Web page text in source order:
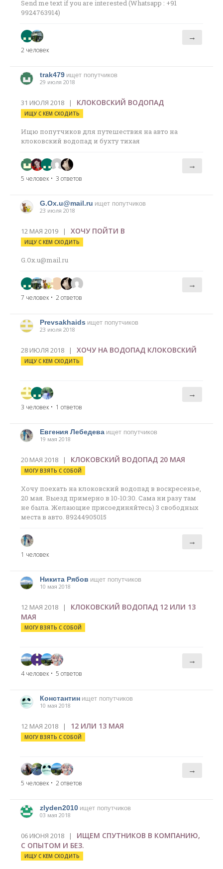
Send me text if you are interested (Whatsapp : +91
9924763914)
2 человек
→
trak479 ищет попутчиков
29 июля 2018
31 ИЮЛЯ 2018 | КЛОКОВСКИЙ ВОДОПАД
ИЩУ С КЕМ СХОДИТЬ
Ищю попутчиков для путешествия на авто на
клоковский водопад и бухту тихая
5 человек • 3 ответов
→
G.Ox.u@mail.ru ищет попутчиков
23 июля 2018
12 МАЯ 2019 | ХОЧУ ПОЙТИ В
ИЩУ С КЕМ СХОДИТЬ
G.Ox.u@mail.ru
7 человек • 2 ответов
→
Prevsakhaids ищет попутчиков
23 июля 2018
28 ИЮЛЯ 2018 | ХОЧУ НА ВОДОПАД КЛОКОВСКИЙ
ИЩУ С КЕМ СХОДИТЬ
3 человек • 1 ответов
→
Евгения Лебедева ищет попутчиков
19 мая 2018
20 МАЯ 2018 | КЛОКОВСКИЙ ВОДОПАД 20 МАЯ
МОГУ ВЗЯТЬ С СОБОЙ
Хочу поехать на клоковский водопад в воскресенье,
20 мая. Выезд примерно в 10-10:30. Сама ни разу там
не была. Желающие присоединяйтесь) 3 свободных
места в авто. 89244905015
1 человек
→
Никита Рябов ищет попутчиков
10 мая 2018
12 МАЯ 2018 | КЛОКОВСКИЙ ВОДОПАД 12 ИЛИ 13
МАЯ
МОГУ ВЗЯТЬ С СОБОЙ
4 человек • 5 ответов
→
Константин ищет попутчиков
10 мая 2018
12 МАЯ 2018 | 12 ИЛИ 13 МАЯ
МОГУ ВЗЯТЬ С СОБОЙ
5 человек • 2 ответов
→
zlyden2010 ищет попутчиков
03 мая 2018
06 ИЮНЯ 2018 | ИЩЕМ СПУТНИКОВ В КОМПАНИЮ,
С ОПЫТОМ И БЕЗ.
ИЩУ С КЕМ СХОДИТЬ